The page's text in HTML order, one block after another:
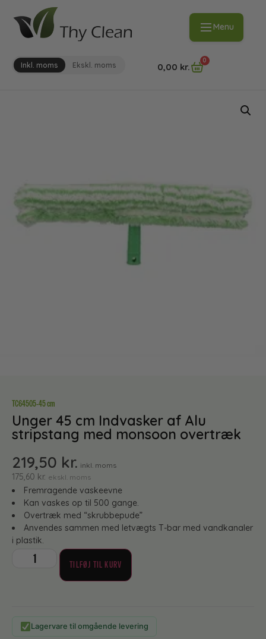
Menu
Inkl. moms Ekskl. moms 0,00 kr.
0
TC64505-45 cm
Unger 45 cm Indvasker af Alu
stripstang med monsoon overtræk
219,50 kr. inkl. moms
175,60 kr. ekskl. moms
Fremragende vaskeevne
Kan vaskes op til 500 gange.
Overtræk med “skrubbepude”
Anvendes sammen med letvægts T-bar med vandkanaler
i plastik.
TILFØJ TIL KURV
Lagervare til omgående levering